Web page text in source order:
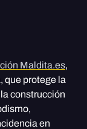
Maldita.es,
que protege la
construcción
en